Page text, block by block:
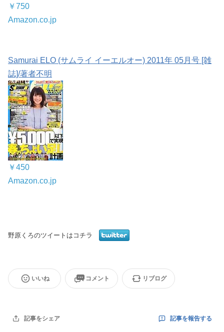
￥750
Amazon.co.jp
Samurai ELO (サムライ イーエルオー) 2011年 05月号 [雑
誌]/著者不明
￥450
Amazon.co.jp
野原くろのツイートはコチラ
いいね コメント リブログ
記事をシェア 記事を報告する